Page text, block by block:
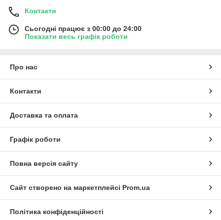
Контакти
Сьогодні працює з 00:00 до 24:00
Показати весь графік роботи
Про нас
Контакти
Доставка та оплата
Графік роботи
Повна версія сайту
Сайт створено на маркетплейсі Prom.ua
Політика конфіденційності